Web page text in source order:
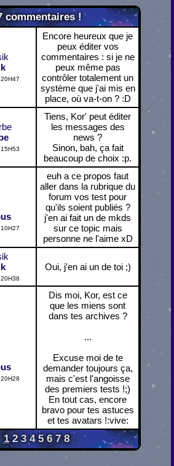
commentaires !
Encore heureux que je
peux éditer vos
commentaires : si je ne
peux même pas
contrôler totalement un
système que j'ai mis en
place, où va-t-on ? :D
Tiens, Kor' peut éditer
les messages des
news ?
Sinon, bah, ça fait
beaucoup de choix :p.
euh a ce propos faut
aller dans la rubrique du
forum vos test pour
qu'ils soient publiés ?
j'en ai fait un de mkds
sur ce topic mais
personne ne l'aime xD
Oui, j'en ai un de toi ;)
Dis moi, Kor, est ce
que les miens sont
dans tes archives ?
...
Excuse moi de te
demander toujours ça,
mais c'est l'angoisse
des premiers tests !;)
En tout cas, encore
bravo pour tes astuces
et tes avatars !:vive:
1 2 3 4 5 6 7 8